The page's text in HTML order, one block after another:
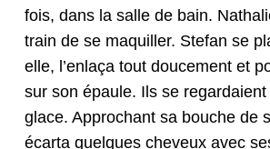
fois, dans la salle de bain.
train de se maquiller. Ste­fan se
elle, l’en­laça tout douce­ment et
sur son épaule. Ils se
glace. Approchant sa bouche de
écar­ta quelques cheveux avec